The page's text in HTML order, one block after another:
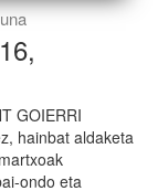
GOIERRI
hainbat aldaketa
ondo eta